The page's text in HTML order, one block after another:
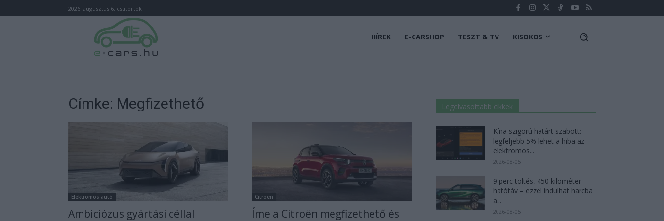
2026. augusztus 6. csütörtök
HÍREK E-CARSHOP TESZT & TV KISOKOS
Címke: Megfizethető
Elektromos autó
Ambiciózus gyártási céllal
Citroen
Íme a Citroën megfizethető és
Legolvasottabb cikkek
Kína szigorú határt szabott:
legfeljebb 5% lehet a hiba az
elektromos...
2026-08-05
9 perc töltés, 450 kilométer
hatótáv – ezzel indulhat harcba
a...
2026-08-05